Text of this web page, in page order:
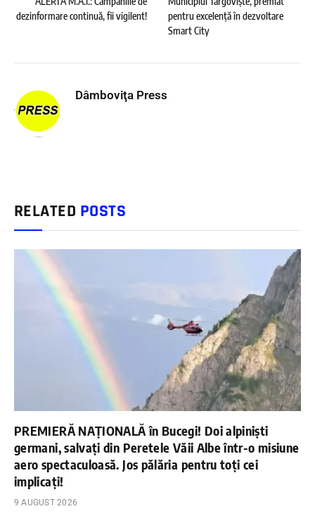
dezinformare continuă, fii vigilent!
pentru excelență în dezvoltare
Smart City
Dâmboviţa Press
RELATED POSTS
PREMIERĂ NAȚIONALĂ în Bucegi! Doi alpiniști
germani, salvați din Peretele Văii Albe într-o misiune
aero spectaculoasă. Jos pălăria pentru toți cei
implicați!
9 AUGUST 2026